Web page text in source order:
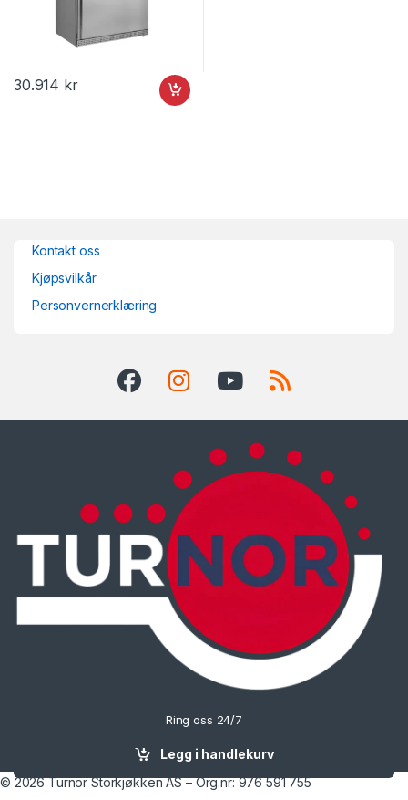
Legg i handlekurv
30.914 kr
Kontakt oss
Kjøpsvilkår
Personvernerklæring
Ring oss 24/7
© 2026 Turnor Storkjøkken AS – Org.nr: 976 591 755